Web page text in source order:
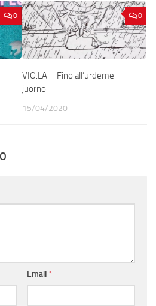
0 0
VIO.LA – Fino all’urdeme
juorno
15/04/2020
Email *